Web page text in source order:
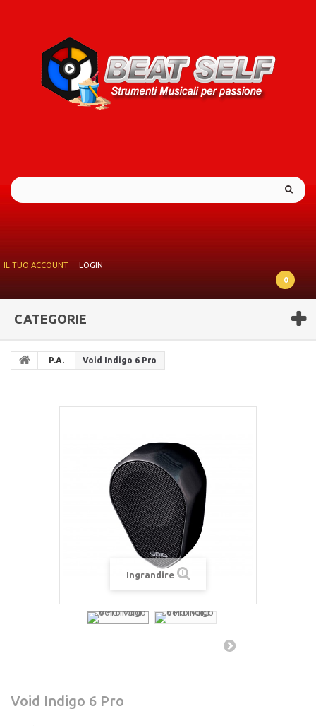
IL TUO ACCOUNT
LOGIN
0
CATEGORIE
P.A. Void Indigo 6 Pro
Ingrandire
Void Indigo 6 Pro